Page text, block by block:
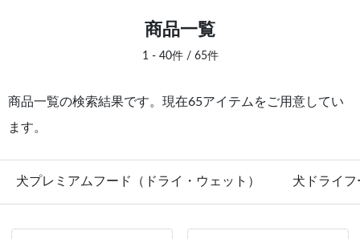
商品一覧
1 - 40件 / 65件
商品一覧の検索結果です。現在65アイテムをご用意してい
ます。
犬プレミアムフード（ドライ・ウェット） 犬ドライフ